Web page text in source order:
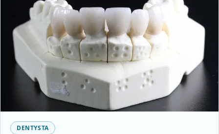
DENTYSTA